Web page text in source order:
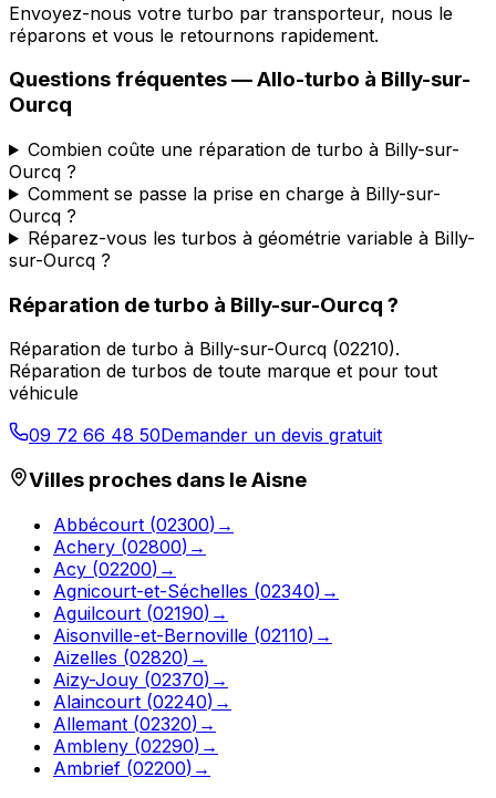
Envoyez-nous votre turbo par transporteur, nous le
réparons et vous le retournons rapidement.
Questions fréquentes —Allo-turbo à Billy-sur-
Ourcq
Combien coûte une réparation de turbo à Billy-sur-
Ourcq ?
Comment se passe la prise en charge à Billy-sur-
Ourcq ?
Réparez-vous les turbos à géométrie variable à Billy-
sur-Ourcq ?
Réparation de turbo à Billy-sur-Ourcq ?
Réparation de turbo à Billy-sur-Ourcq (02210).
Réparation de turbos de toute marque et pour tout
véhicule
09 72 66 48 50Demander un devis gratuit
Villes proches dans leAisne
Abbécourt (02300) →
Achery (02800) →
Acy (02200) →
Agnicourt-et-Séchelles (02340) →
Aguilcourt (02190) →
Aisonville-et-Bernoville (02110) →
Aizelles (02820) →
Aizy-Jouy (02370) →
Alaincourt (02240) →
Allemant (02320) →
Ambleny (02290) →
Ambrief (02200) →